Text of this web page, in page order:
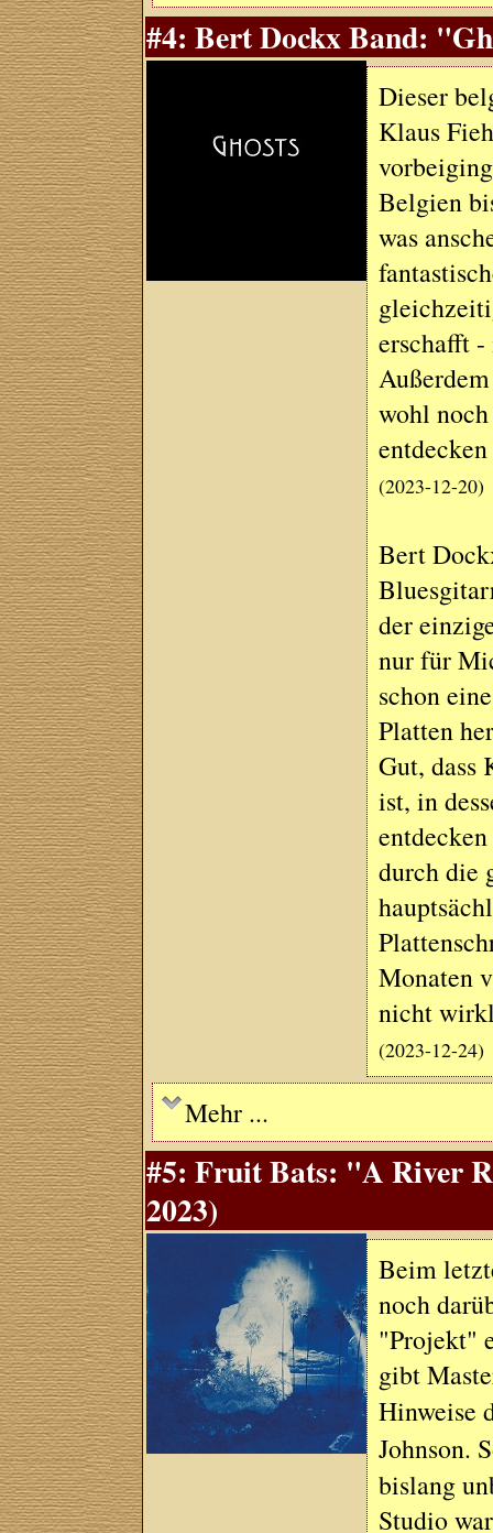
#4: Bert Dockx Band:
Dieser
Klaus
Belgien
was
erschafft
wohl
(2023-12-20)
Bert
der
nur für
schon
Platten
Gut, dass
ist, in
durch die
Monaten
nicht
(2023-12-24)
Mehr ...
#5: Fruit Bats: "A River
2023)
Beim
noch
"Projekt"
gibt
Hinweise
Johnson.
bislang
Studio